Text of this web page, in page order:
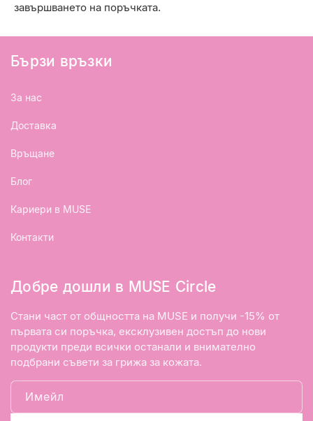
завършването на поръчката.
Бързи връзки
За нас
Доставка
Връщане
Блог
Кариери в MUSE
Контакти
Добре дошли в MUSE Circle
Стани част от общността на MUSE и получи -15% от
първата си поръчка, ексклузивен достъп до нови
продукти преди всички останали и внимателно
подбрани съвети за грижа за кожата.
Имейл